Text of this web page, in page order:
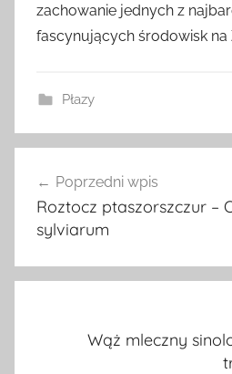
zachowanie jednych z
fascynujących środowisk na
Płazy
wpisu
Poprzedni wpis
Roztocz ptaszorszczur –
sylviarum
Wąż mleczny